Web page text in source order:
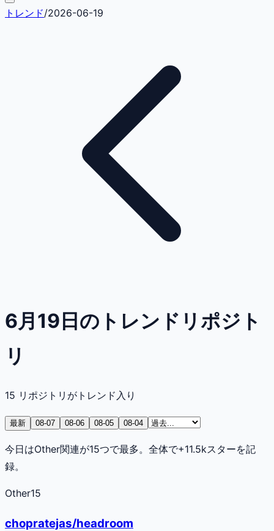
トレンド/2026-06-19
6月19日のトレンドリポジト
リ
15 リポジトリがトレンド入り
最新 08-07 08-06 08-05 08-04
今日はOther関連が15つで最多。全体で+11.5kスターを記
録。
Other15
chopratejas/headroom